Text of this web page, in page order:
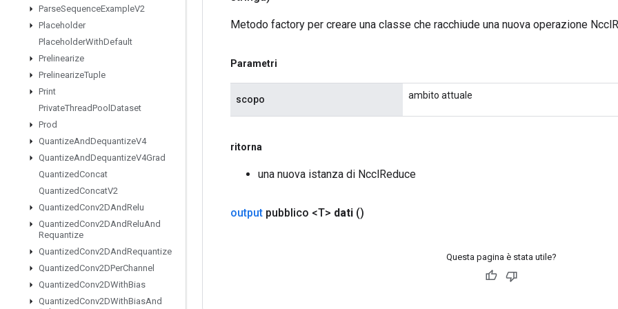
ParseSequenceExampleV2
Placeholder
PlaceholderWithDefault
Prelinearize
PrelinearizeTuple
Print
PrivateThreadPool Dataset
Prod
QuantizeAndDequantizeV4
QuantizeAndDequantizeV4Grad
QuantizedConcat
QuantizedConcatV2
QuantizedConv2DAndRelu
QuantizedConv2DAndReluAnd
Requantize
QuantizedConv2DAndRequantize
QuantizedConv2DPerChannel
QuantizedConv2DWithBias
QuantizedConv2DWithBiasAnd
Metodo factory per creare una classe che racchiude una nuova operazione
Parametri
scopo ambito attuale
ritorna
una nuova istanza di NcclReduce
output pubblico <T> dati ()
Questa pagina è stata utile?